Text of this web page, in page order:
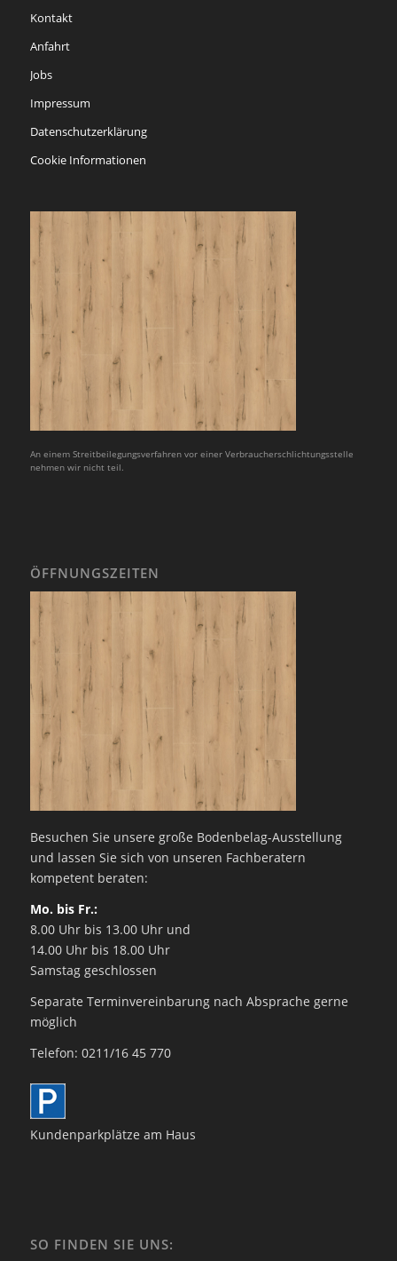
Kontakt
Anfahrt
Jobs
Impressum
Datenschutzerklärung
Cookie Informationen
An einem Streitbeilegungsverfahren vor einer Verbraucherschlichtungsstelle
nehmen wir nicht teil.
ÖFFNUNGSZEITEN
Besuchen Sie unsere große Bodenbelag-Ausstellung
und lassen Sie sich von unseren Fachberatern
kompetent beraten:
Mo. bis Fr.:
8.00 Uhr bis 13.00 Uhr und
14.00 Uhr bis 18.00 Uhr
Samstag geschlossen
Separate Terminvereinbarung nach Absprache gerne
möglich
Telefon: 0211/16 45 770
Kundenparkplätze am Haus
SO FINDEN SIE UNS: